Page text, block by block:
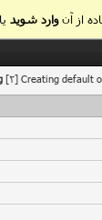
از آنوارد شوید
[2] Creating default